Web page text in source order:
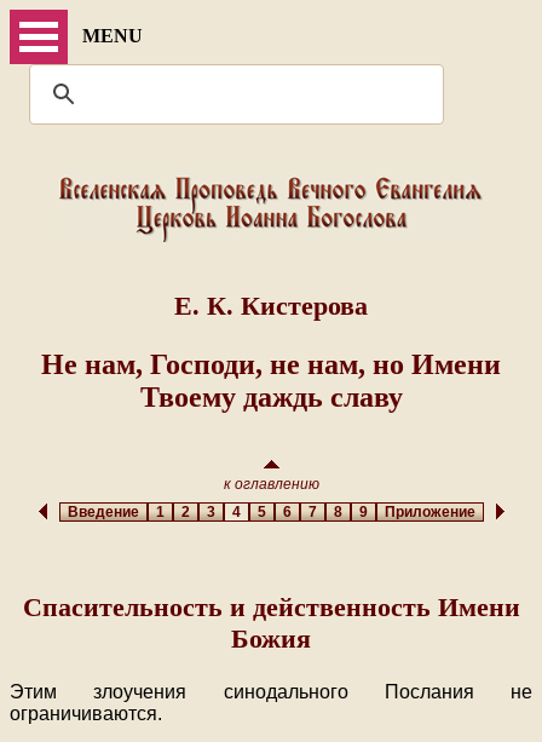
MENU
Е. К. Кистерова
Не нам, Господи, не нам, но Имени
Твоему даждь славу
к оглавлению
Введение123 4 56789Приложение
Спасительность и действенность Имени
Божия
Этим злоучения синодального Послания не
ограничиваются.